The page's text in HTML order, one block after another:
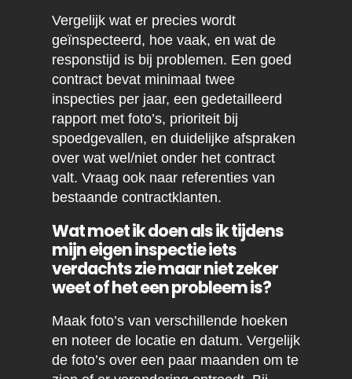
Vergelijk wat er precies wordt
geïnspecteerd, hoe vaak, en wat de
responstijd is bij problemen. Een goed
contract bevat minimaal twee
inspecties per jaar, een gedetailleerd
rapport met foto’s, prioriteit bij
spoedgevallen, en duidelijke afspraken
over wat wel/niet onder het contract
valt. Vraag ook naar referenties van
bestaande contractklanten.
Wat moet ik doen als ik tijdens
mijn eigen inspectie iets
verdachts zie maar niet zeker
weet of het een probleem is?
Maak foto’s van verschillende hoeken
en noteer de locatie en datum. Vergelijk
de foto’s over een paar maanden om te